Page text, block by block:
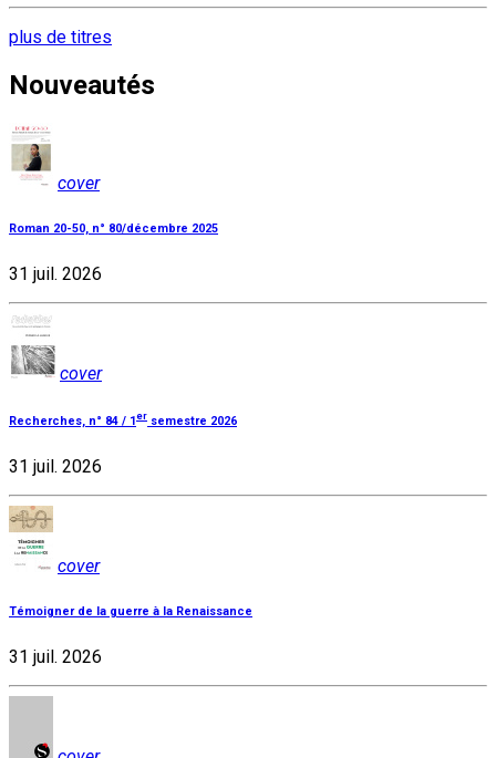
plus de titres
Nouveautés
cover
Roman 20-50, n° 80/décembre 2025
31 juil. 2026
cover
Recherches, n° 84 / 1 er semestre 2026
31 juil. 2026
cover
Témoigner de la guerre à la Renaissance
31 juil. 2026